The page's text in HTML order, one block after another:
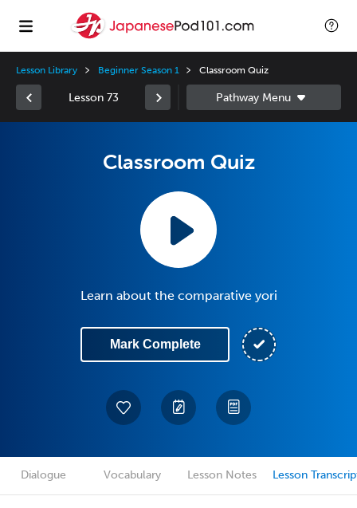
Lesson Library Beginner Season 1 Classroom Quiz
Lesson 73
Classroom Quiz
Learn about the comparative yori
Mark Complete
Dialogue Vocabulary Lesson Notes Lesson